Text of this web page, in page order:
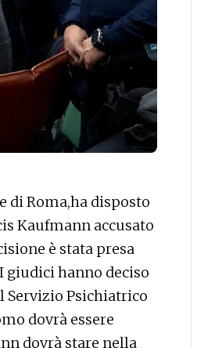
di Roma,ha disposto
Kaufmann accusato
è stata presa
giudici hanno deciso
Psichiatrico
dovrà essere
dovrà stare nella